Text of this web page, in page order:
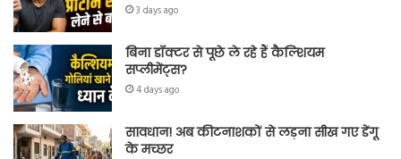
3 days ago
बिना डॉक्टर से पूछे ले रहे हैं कैल्शियम
सप्लीमेंट्स?
4 days ago
सावधान! अब कीटनाशकों से लड़ना सीख गए डेंगू
के मच्छर